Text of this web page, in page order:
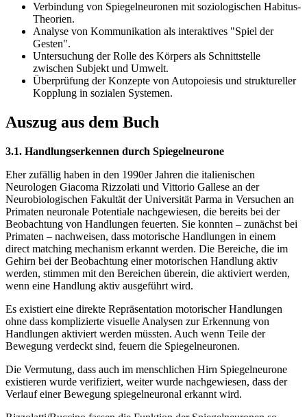
Verbindung von Spiegelneuronen mit soziologischen Habitus-
Theorien.
Analyse von Kommunikation als interaktives "Spiel der
Gesten".
Untersuchung der Rolle des Körpers als Schnittstelle
zwischen Subjekt und Umwelt.
Überprüfung der Konzepte von Autopoiesis und struktureller
Kopplung in sozialen Systemen.
Auszug aus dem Buch
3.1. Handlungserkennen durch Spiegelneurone
Eher zufällig haben in den 1990er Jahren die italienischen
Neurologen Giacoma Rizzolati und Vittorio Gallese an der
Neurobiologischen Fakultät der Universität Parma in Versuchen an
Primaten neuronale Potentiale nachgewiesen, die bereits bei der
Beobachtung von Handlungen feuerten. Sie konnten – zunächst bei
Primaten – nachweisen, dass motorische Handlungen in einem
direct matching mechanism erkannt werden. Die Bereiche, die im
Gehirn bei der Beobachtung einer motorischen Handlung aktiv
werden, stimmen mit den Bereichen überein, die aktiviert werden,
wenn eine Handlung aktiv ausgeführt wird.
Es existiert eine direkte Repräsentation motorischer Handlungen
ohne dass komplizierte visuelle Analysen zur Erkennung von
Handlungen aktiviert werden müssten. Auch wenn Teile der
Bewegung verdeckt sind, feuern die Spiegelneuronen.
Die Vermutung, dass auch im menschlichen Hirn Spiegelneurone
existieren wurde verifiziert, weiter wurde nachgewiesen, dass der
Verlauf einer Bewegung spiegelneuronal erkannt wird.